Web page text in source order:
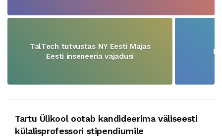
TalTech tutvustas NY Eesti Majas
Eesti inseneeria vajadusi
Tartu Ülikool ootab kandideerima väliseesti
külalisprofessori stipendiumile